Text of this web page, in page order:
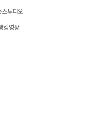
스튜디오
킹영상